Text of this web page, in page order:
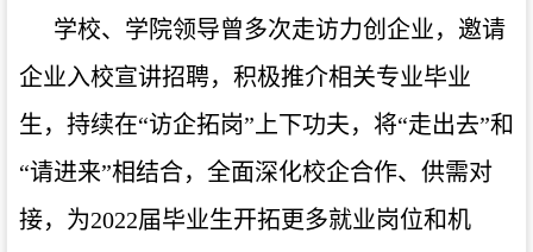
学校、学院领导曾多次走访力创企业，邀请
企业入校宣讲招聘，积极推介相关专业毕业
生，持续在“访企拓岗”上下功夫，将“走出去”和
“请进来”相结合，全面深化校企合作、供需对
接，为2022届毕业生开拓更多就业岗位和机